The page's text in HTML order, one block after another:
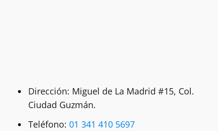
Dirección: Miguel de La Madrid #15, Col.
Ciudad Guzmán.
Teléfono: 01 341 410 5697